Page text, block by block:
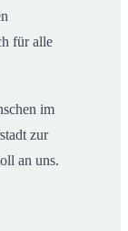
für alle
im
zur
an uns.